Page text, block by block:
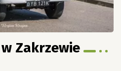
Zakrzewie